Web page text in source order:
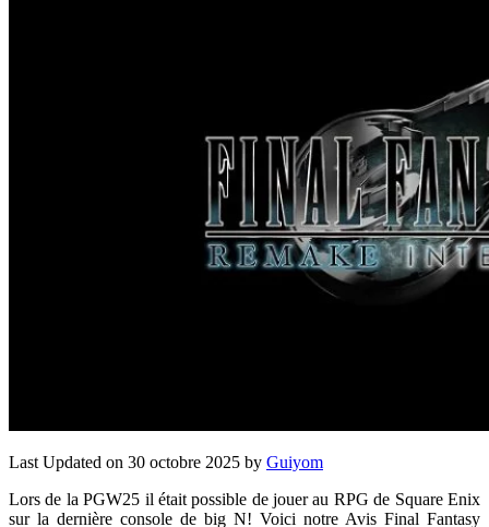
Last Updated on 30 octobre 2025 by Guiyom
Lors de la PGW25 il était possible de jouer au RPG de Square Enix
sur la dernière console de big N! Voici notre Avis Final Fantasy